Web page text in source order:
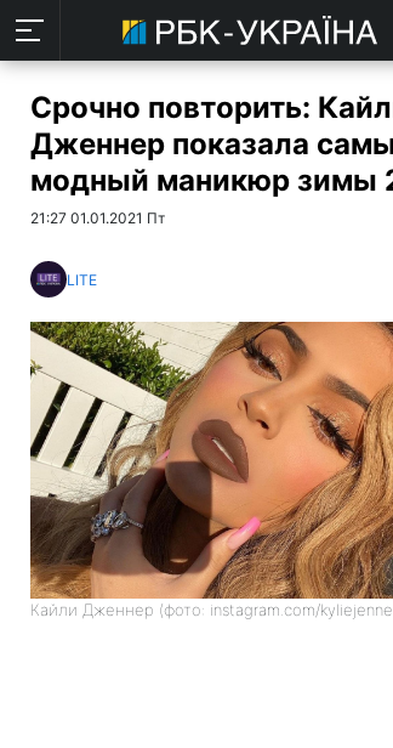
Срочно повторить:
Дженнер показала
модный маникюр зимы
21:27 01.01.2021 Пт
LITE
Кайли Дженнер (фото: instagram.com/